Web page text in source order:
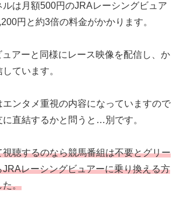
ルは月額500円のJRAレーシングビュア
円と約3倍の料金がかかります。
アーと同様にレース映像を配信し、か
ています。
ンタメ重視の内容になっていますので
直結するかと問うと…別です。
聴するのなら競馬番組は不要とグリー
レーシングビュアーに乗り換える方
た。